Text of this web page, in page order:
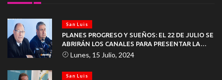
San Luis
PLANES PROGRESO Y SUEÑOS: EL 22 DE JULIO SE
ABRIRÁN LOS CANALES PARA PRESENTAR LA
DOCUMENTACIÓN
Lunes, 15 Julio, 2024
San Luis